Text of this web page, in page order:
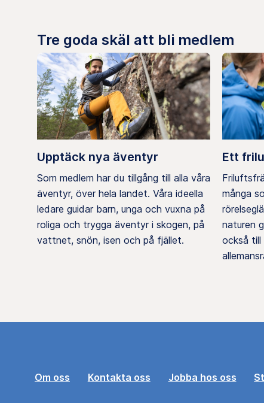
Tre goda skäl att bli medlem
Upptäck nya äventyr
Som medlem har du tillgång till alla våra
äventyr, över hela landet. Våra ideella
ledare guidar barn, unga och vuxna på
roliga och trygga äventyr i skogen, på
vattnet, snön, isen och på fjället.
Ett
många
naturen
också
Om oss Kontakta oss Jobba hos oss